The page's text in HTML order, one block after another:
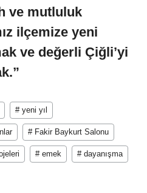
ve mutluluk
ilçemize yeni
ve değerli Çiğli’yi
# yeni yıl
# Fakir Baykurt Salonu
# emek # dayanışma